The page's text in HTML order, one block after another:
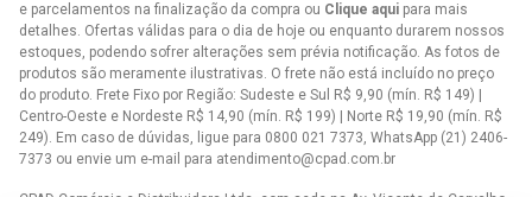
e parcelamentos na finalização da compra ou Clique aqui para mais
detalhes. Ofertas válidas para o dia de hoje ou enquanto durarem nossos
estoques, podendo sofrer alterações sem prévia notificação. As fotos de
produtos são meramente ilustrativas. O frete não está incluído no preço
do produto. Frete Fixo por Região: Sudeste e Sul R$ 9,90 (mín. R$ 149) |
Centro-Oeste e Nordeste R$ 14,90 (mín. R$ 199) | Norte R$ 19,90 (mín. R$
249). Em caso de dúvidas, ligue para 0800 021 7373, WhatsApp (21) 2406-
7373 ou envie um e-mail para atendimento@cpad.com.br